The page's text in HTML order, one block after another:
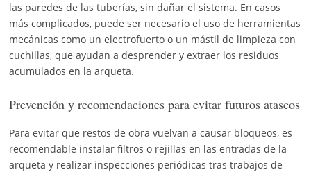
las paredes de las tuberías, sin dañar el sistema. En casos
más complicados, puede ser necesario el uso de herramientas
mecánicas como un electrofuerto o un mástil de limpieza con
cuchillas, que ayudan a desprender y extraer los residuos
acumulados en la arqueta.
Prevención y recomendaciones para evitar futuros atascos
Para evitar que restos de obra vuelvan a causar bloqueos, es
recomendable instalar filtros o rejillas en las entradas de la
arqueta y realizar inspecciones periódicas tras trabajos de